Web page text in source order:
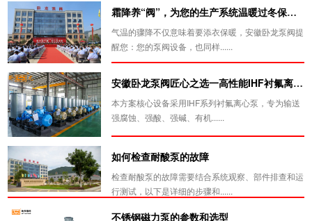
霜降养“阀”，为您的生产系统温暖过冬保驾护航!
气温的骤降不仅意味着要添衣保暖，安徽卧龙泵阀提
醒您：您的泵阀设备，也同样......
安徽卧龙泵阀匠心之选一高性能IHF衬氟离心泵系统泵
本方案核心设备采用IHF系列衬氟离心泵，专为输送
强腐蚀、强酸、强碱、有机......
如何检查耐酸泵的故障
检查耐酸泵的故障需要结合系统观察、部件排查和运
行测试，以下是详细的步骤和......
不锈钢磁力泵的参数和选型